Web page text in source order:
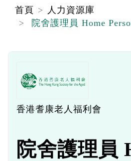
首頁
人力資源庫
院舍護理員 Home Personal Care
香港耆康老人福利會
院舍護理員